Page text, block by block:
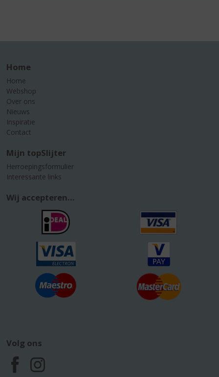
Home
Home
Webshop
Over ons
Nieuws
Inspiratie
Contact
Mijn topSlijter
Herroepingsformulier
Interessante links
Wij accepteren...
Volg ons
F I